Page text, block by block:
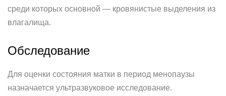
среди которых основной — кровянистые выделения из
влагалища.
Обследование
Для оценки состояния матки в период менопаузы
назначается ультразвуковое исследование.